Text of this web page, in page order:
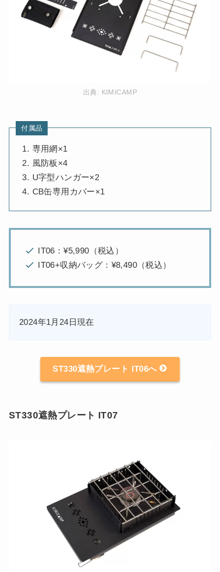
出典: KIMICAMP
付属品
専用網×1
風防板×4
U字型ハンガー×2
CB缶専用カバー×1
IT06：¥5,990（税込）
IT06+収納バッグ：¥8,490（税込）
2024年1月24日現在
ST330遮熱プレート IT06へ
ST330遮熱プレート IT07